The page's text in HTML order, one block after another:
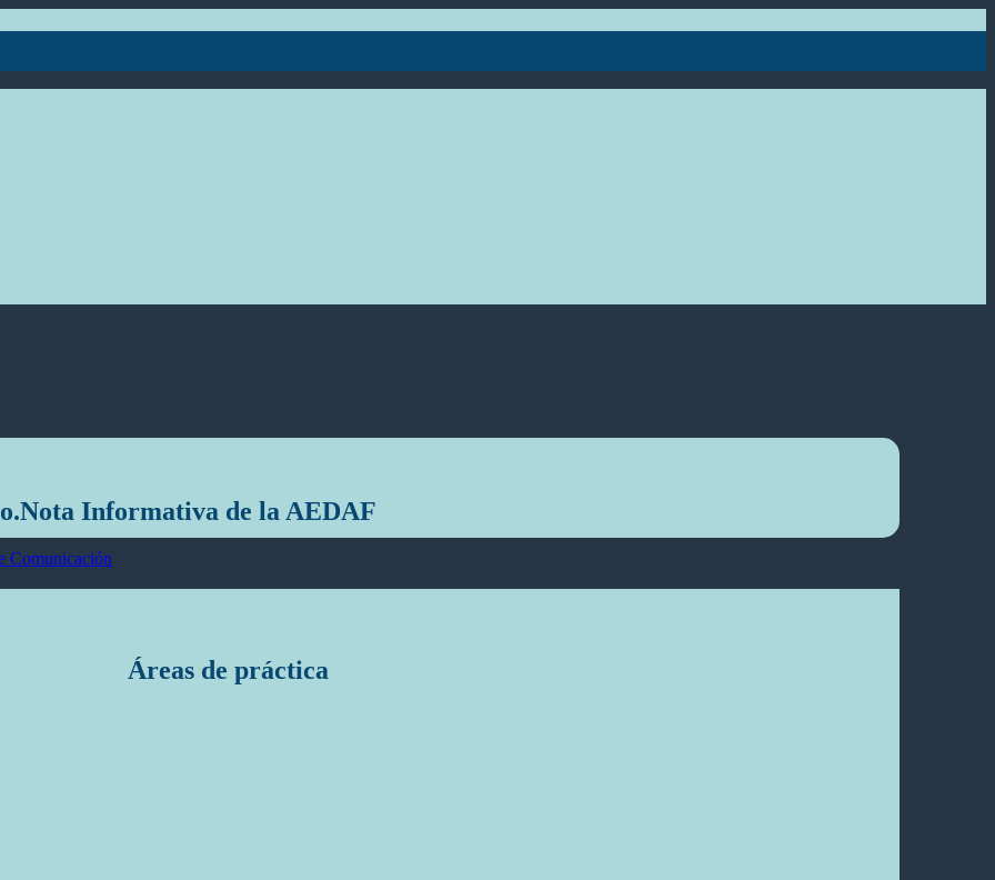
Áreas de práctica
Informativa de la AEDAF
Comunicación